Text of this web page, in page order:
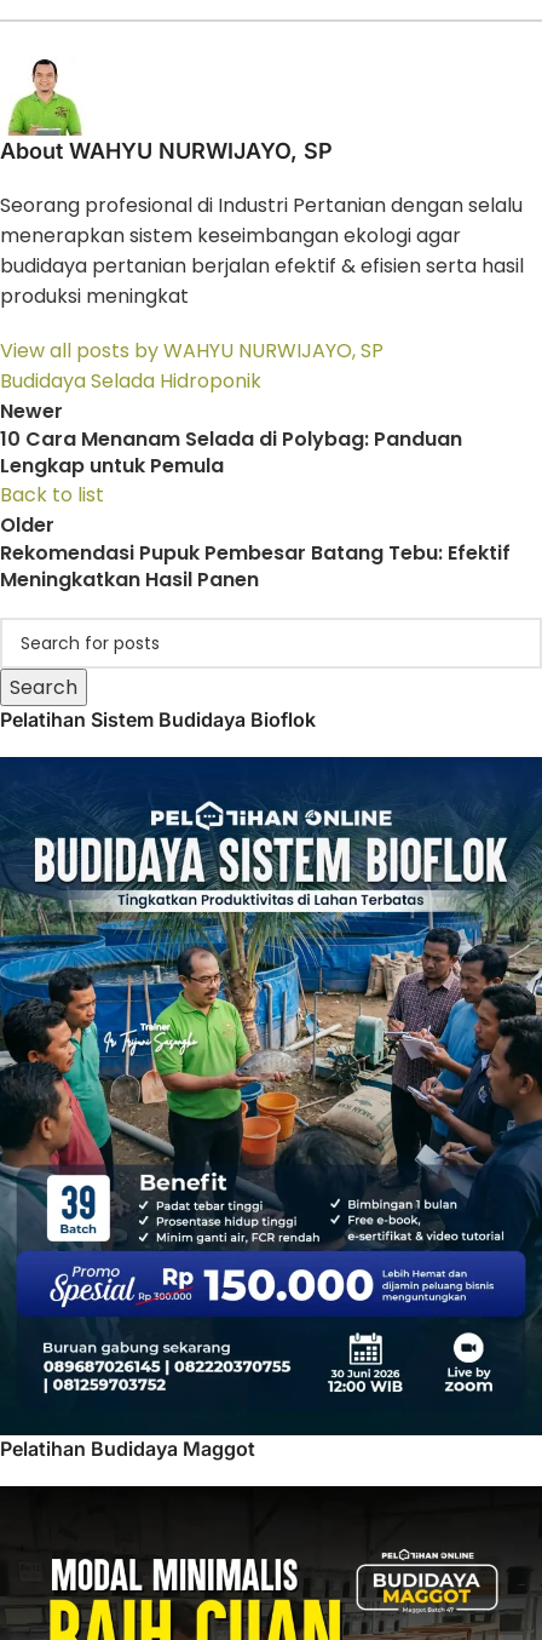
About WAHYU NURWIJAYO, SP
Seorang profesional di Industri Pertanian dengan selalu
menerapkan sistem keseimbangan ekologi agar
budidaya pertanian berjalan efektif & efisien serta hasil
produksi meningkat
View all posts by WAHYU NURWIJAYO, SP
Budidaya Selada Hidroponik
Newer
10 Cara Menanam Selada di Polybag: Panduan
Lengkap untuk Pemula
Back to list
Older
Rekomendasi Pupuk Pembesar Batang Tebu: Efektif
Meningkatkan Hasil Panen
Search
Pelatihan Sistem Budidaya Bioflok
Pelatihan Budidaya Maggot